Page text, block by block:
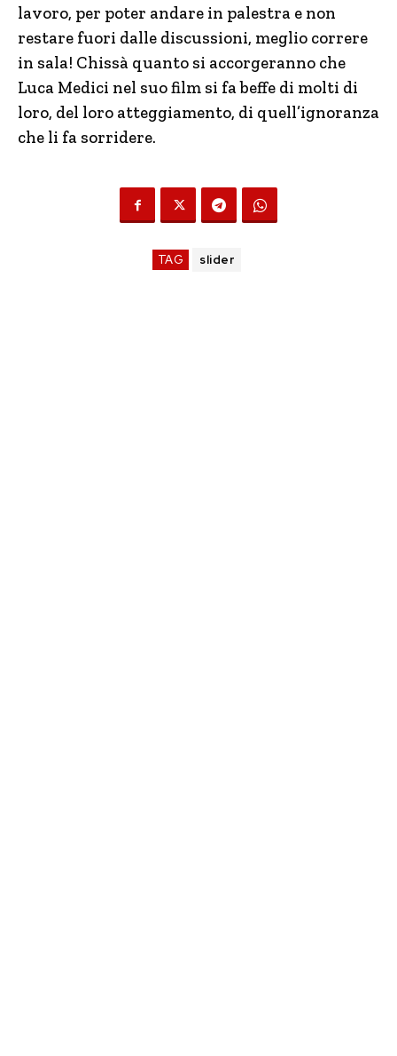
lavoro, per poter andare in palestra e non
restare fuori dalle discussioni, meglio correre
in sala! Chissà quanto si accorgeranno che
Luca Medici nel suo film si fa beffe di molti di
loro, del loro atteggiamento, di quell’ignoranza
che li fa sorridere.
TAG slider